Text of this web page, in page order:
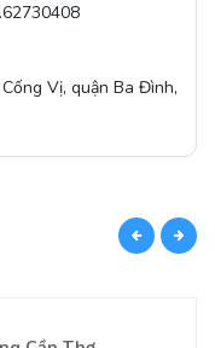
Vị, quận Ba Đình,